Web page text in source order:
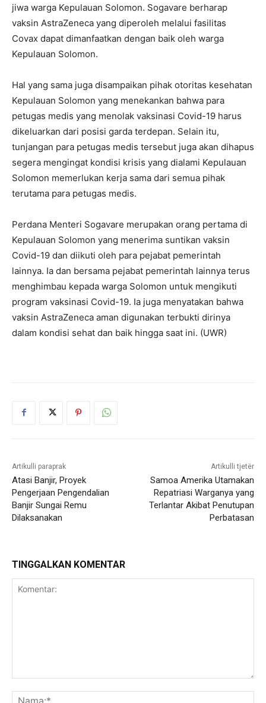
jiwa warga Kepulauan Solomon. Sogavare berharap
vaksin AstraZeneca yang diperoleh melalui fasilitas
Covax dapat dimanfaatkan dengan baik oleh warga
Kepulauan Solomon.
Hal yang sama juga disampaikan pihak otoritas kesehatan
Kepulauan Solomon yang menekankan bahwa para
petugas medis yang menolak vaksinasi Covid-19 harus
dikeluarkan dari posisi garda terdepan. Selain itu,
tunjangan para petugas medis tersebut juga akan dihapus
segera mengingat kondisi krisis yang dialami Kepulauan
Solomon memerlukan kerja sama dari semua pihak
terutama para petugas medis.
Perdana Menteri Sogavare merupakan orang pertama di
Kepulauan Solomon yang menerima suntikan vaksin
Covid-19 dan diikuti oleh para pejabat pemerintah
lainnya. Ia dan bersama pejabat pemerintah lainnya terus
menghimbau kepada warga Solomon untuk mengikuti
program vaksinasi Covid-19. Ia juga menyatakan bahwa
vaksin AstraZeneca aman digunakan terbukti dirinya
dalam kondisi sehat dan baik hingga saat ini. (UWR)
Artikulli paraprak
Atasi Banjir, Proyek
Pengerjaan Pengendalian
Banjir Sungai Remu
Dilaksanakan
Artikulli tjetër
Samoa Amerika Utamakan
Repatriasi Warganya yang
Terlantar Akibat Penutupan
Perbatasan
TINGGALKAN KOMENTAR